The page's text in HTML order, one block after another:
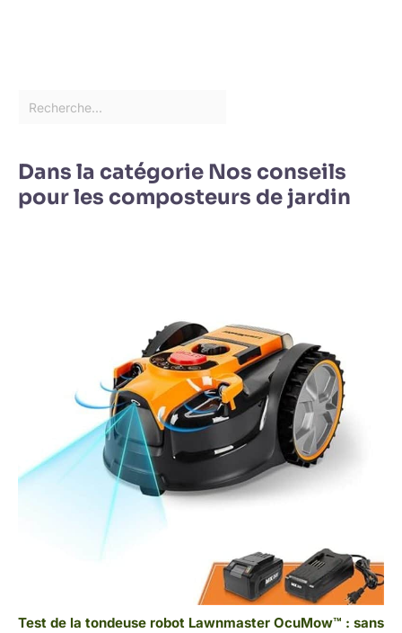
Dans la catégorie Nos conseils
pour les composteurs de jardin
Test de la tondeuse robot Lawnmaster OcuMow™ : sans